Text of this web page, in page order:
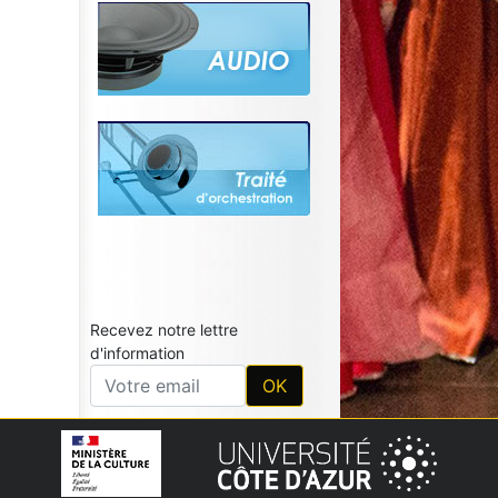
Recevez notre lettre
d'information